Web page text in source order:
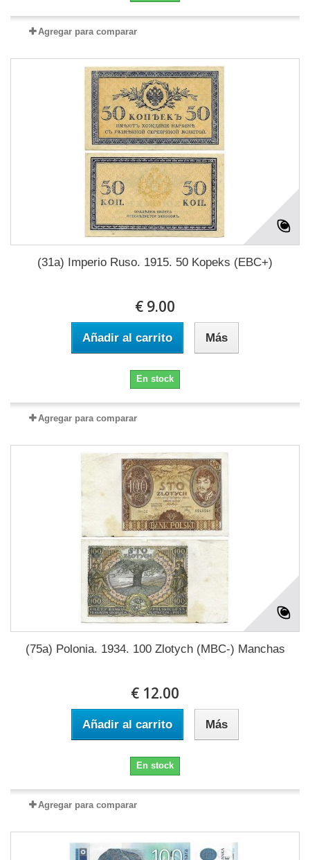
Agregar para comparar
(31a) Imperio Ruso. 1915. 50 Kopeks (EBC+)
€ 9.00
Añadir al carrito Más
En stock
Agregar para comparar
(75a) Polonia. 1934. 100 Zlotych (MBC-) Manchas
€ 12.00
Añadir al carrito Más
En stock
Agregar para comparar